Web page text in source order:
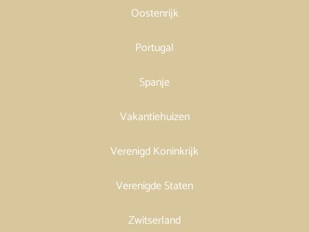
Oostenrijk
Portugal
Spanje
Vakantiehuizen
Verenigd Koninkrijk
Verenigde Staten
Zwitserland